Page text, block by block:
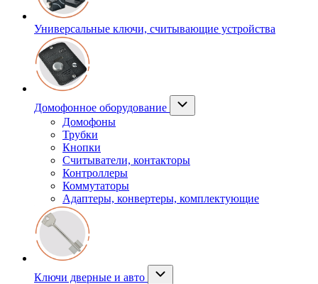
Универсальные ключи, считывающие устройства
Домофонное оборудование
Домофоны
Трубки
Кнопки
Считыватели, контакторы
Контроллеры
Коммутаторы
Адаптеры, конвертеры, комплектующие
Ключи дверные и авто